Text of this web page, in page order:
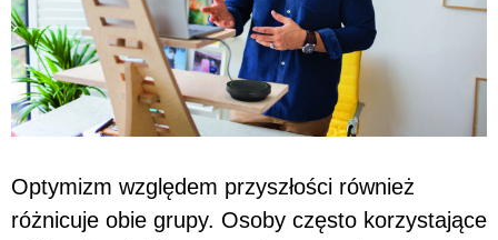
Optymizm względem przyszłości również
różnicuje obie grupy. Osoby często korzystające